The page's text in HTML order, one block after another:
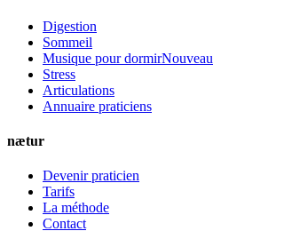
Digestion
Sommeil
Musique pour dormirNouveau
Stress
Articulations
Annuaire praticiens
nætur
Devenir praticien
Tarifs
La méthode
Contact